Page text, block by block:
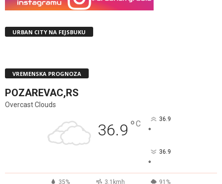
URBAN CITY NA FEJSBUKU
VREMENSKA PROGNOZA
POZAREVAC,RS
Overcast Clouds
36.9 °C 36.9
°
36.9
°
35% 3.1kmh 91%